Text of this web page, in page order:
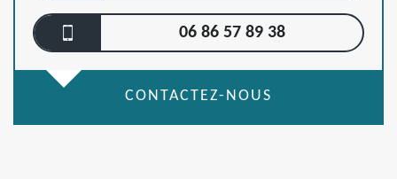
06 86 57 89 38
CONTACTEZ-NOUS